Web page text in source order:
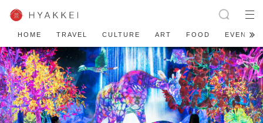
HOME TRAVEL CULTURE ART FOOD EVENT